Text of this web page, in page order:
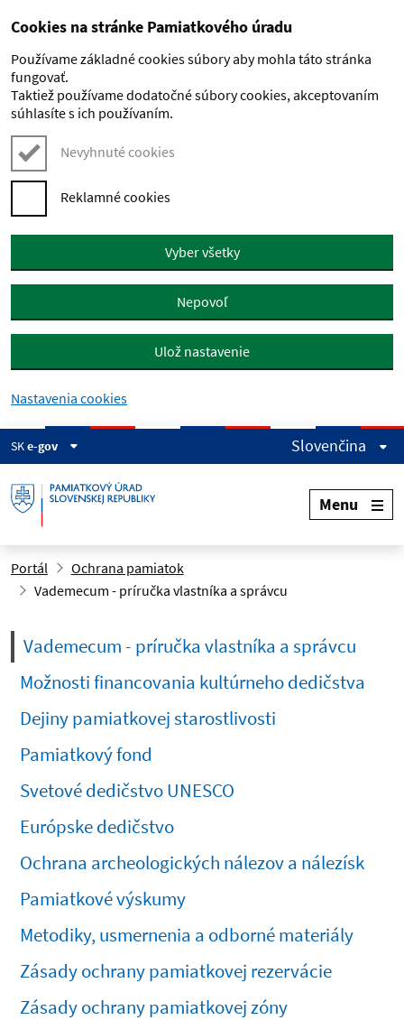
Preskočiť na hlavný obsah
Cookies na stránke Pamiatkového úradu
Používame základné cookies súbory aby mohla táto stránka
fungovať.
Taktiež používame dodatočné súbory cookies, akceptovaním
súhlasíte s ich používaním.
Nevyhnuté cookies
Reklamné cookies
Vyber všetky
Nepovoľ
Ulož nastavenie
Nastavenia cookies
SKe-gov Slovenčina
Menu
Portál
Ochrana pamiatok
Vademecum - príručka vlastníka a správcu
Vademecum - príručka vlastníka a správcu
Možnosti financovania kultúrneho dedičstva
Dejiny pamiatkovej starostlivosti
Pamiatkový fond
Svetové dedičstvo UNESCO
Európske dedičstvo
Ochrana archeologických nálezov a nálezísk
Pamiatkové výskumy
Metodiky, usmernenia a odborné materiály
Zásady ochrany pamiatkovej rezervácie
Zásady ochrany pamiatkovej zóny